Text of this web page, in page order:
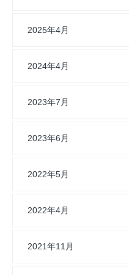
2025年4月
2024年4月
2023年7月
2023年6月
2022年5月
2022年4月
2021年11月